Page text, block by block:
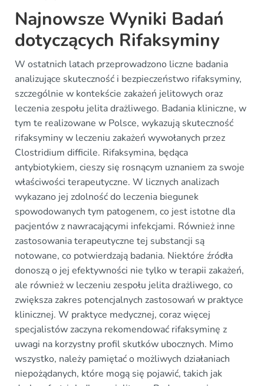
Najnowsze Wyniki Badań
dotyczących Rifaksyminy
W ostatnich latach przeprowadzono liczne badania
analizujące skuteczność i bezpieczeństwo rifaksyminy,
szczególnie w kontekście zakażeń jelitowych oraz
leczenia zespołu jelita drażliwego. Badania kliniczne, w
tym te realizowane w Polsce, wykazują skuteczność
rifaksyminy w leczeniu zakażeń wywołanych przez
Clostridium difficile. Rifaksymina, będąca
antybiotykiem, cieszy się rosnącym uznaniem za swoje
właściwości terapeutyczne. W licznych analizach
wykazano jej zdolność do leczenia biegunek
spowodowanych tym patogenem, co jest istotne dla
pacjentów z nawracającymi infekcjami. Również inne
zastosowania terapeutyczne tej substancji są
notowane, co potwierdzają badania. Niektóre źródła
donoszą o jej efektywności nie tylko w terapii zakażeń,
ale również w leczeniu zespołu jelita drażliwego, co
zwiększa zakres potencjalnych zastosowań w praktyce
klinicznej. W praktyce medycznej, coraz więcej
specjalistów zaczyna rekomendować rifaksyminę z
uwagi na korzystny profil skutków ubocznych. Mimo
wszystko, należy pamiętać o możliwych działaniach
niepożądanych, które mogą się pojawić, takich jak